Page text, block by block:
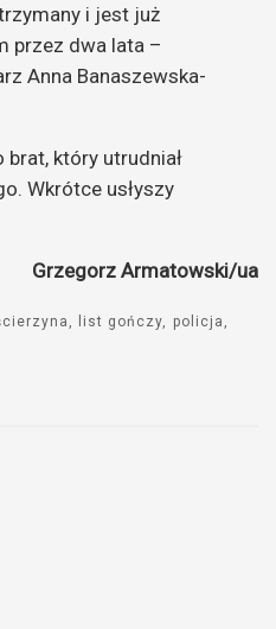
i jest już
przez dwa lata –
Anna Banaszewska-
brat, który utrudniał
Wkrótce usłyszy
Grzegorz Armatowski/ua
list gończy
policja